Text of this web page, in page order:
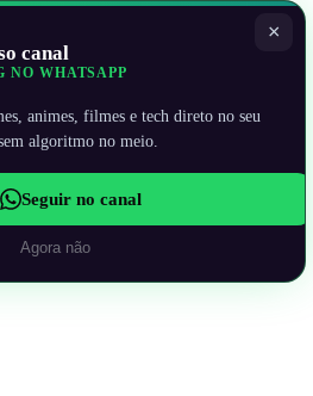
×
canal
NO WHATSAPP
animes, filmes e tech direto no seu
algoritmo no meio.
Seguir no canal
Agora não